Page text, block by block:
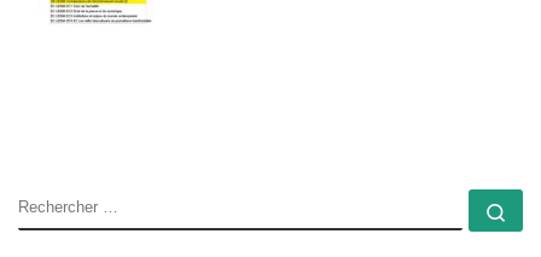
RECHERCHER